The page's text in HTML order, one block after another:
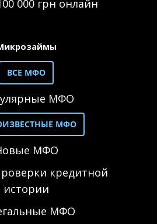
000 грн онлайн
ВСЕ МФО
МФО
МФО
МФО
кредитной
истории
МФО